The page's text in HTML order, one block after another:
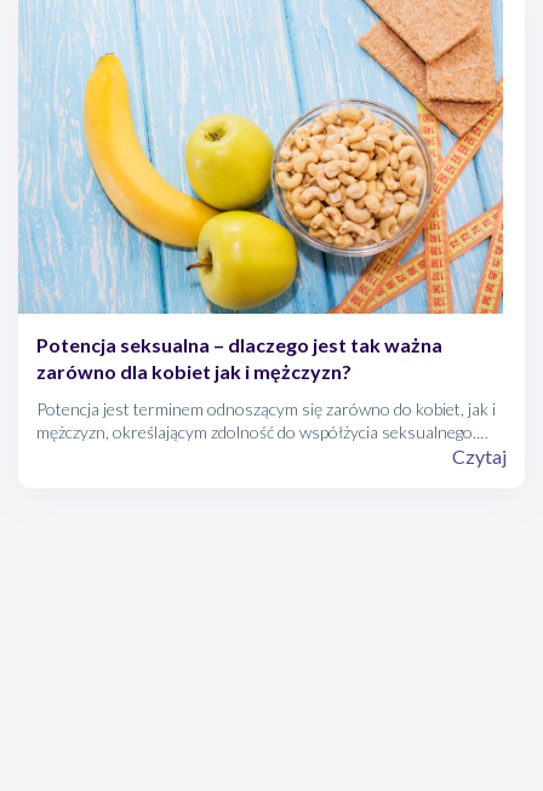
terapia pozwoli uniknąć poważniejszych i trwalszych zaburzeń
erekcji w przyszłości.
Potencja seksualna – dlaczego jest tak ważna
zarówno dla kobiet jak i mężczyzn?
Potencja jest terminem odnoszącym się zarówno do kobiet, jak i
mężczyzn, określającym zdolność do współżycia seksualnego.
Może być również zdolnością spełniania funkcji seksualnych, czyli
Czytaj